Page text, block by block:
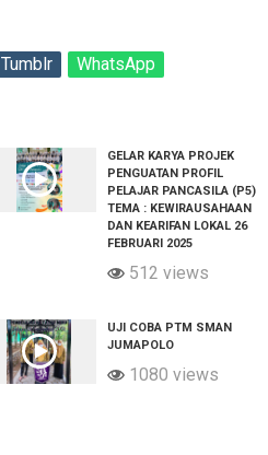
Tumblr WhatsApp
GELAR KARYA PROJEK
PENGUATAN PROFIL
PELAJAR PANCASILA (P5)
TEMA : KEWIRAUSAHAAN
DAN KEARIFAN LOKAL 26
FEBRUARI 2025
512 views
UJI COBA PTM SMAN
JUMAPOLO
1080 views